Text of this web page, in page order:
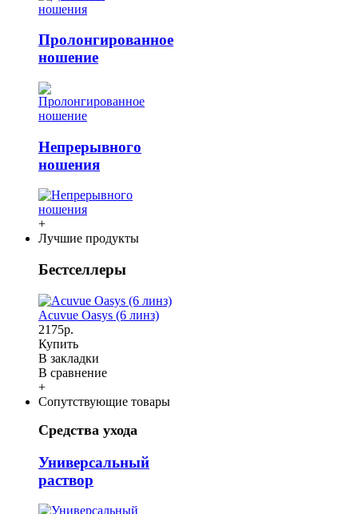
Пролонгированное
ношение
Непрерывного
ношения
+
Лучшие продукты
Бестселлеры
Acuvue Oasys (6 линз)
2175р.
Купить
В закладки
В сравнение
+
Сопутствующие товары
Средства ухода
Универсальный
раствор